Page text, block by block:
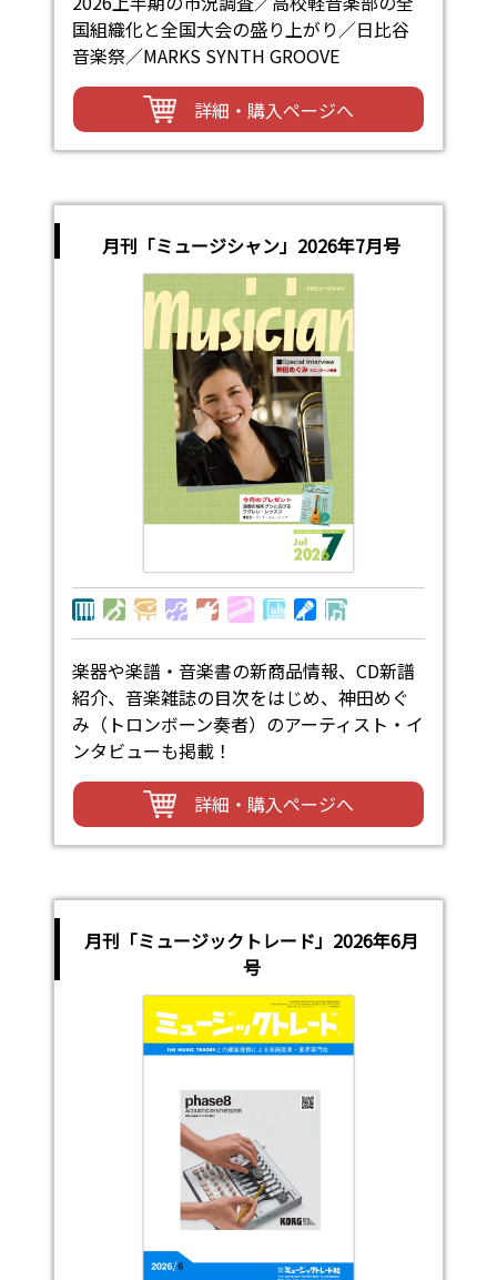
国組織化と全国大会の盛り上がり／日比谷
音楽祭／MARKS SYNTH GROOVE
詳細・購入ページへ
月刊「ミュージシャン」2026年7月号
楽器や楽譜・音楽書の新商品情報、CD新譜
紹介、音楽雑誌の目次をはじめ、神田めぐ
み（トロンボーン奏者）のアーティスト・イ
ンタビューも掲載！
詳細・購入ページへ
月刊「ミュージックトレード」2026年6月
号